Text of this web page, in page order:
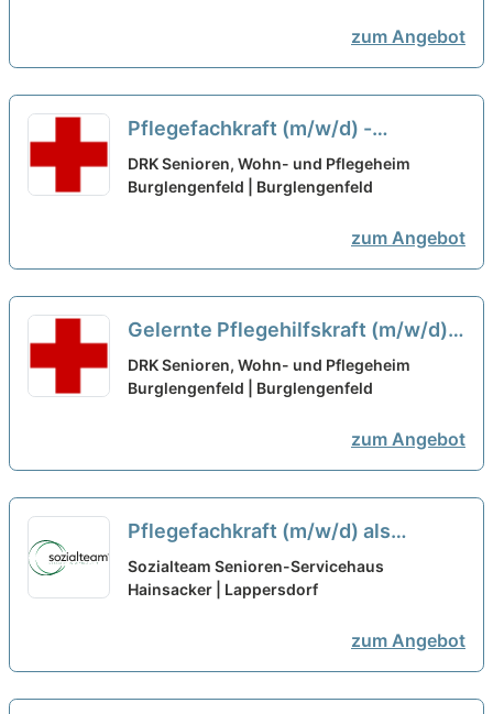
zum Angebot
Pflegefachkraft (m/w/d) -
Profitiere von einem neuen
modernen Haus! neu
DRK Senioren, Wohn- und Pflegeheim
Burglengenfeld | Burglengenfeld
zum Angebot
Gelernte Pflegehilfskraft (m/w/d) -
Profitiere von einem neuen
modernen Haus! neu
DRK Senioren, Wohn- und Pflegeheim
Burglengenfeld | Burglengenfeld
zum Angebot
Pflegefachkraft (m/w/d) als
Dauernachtwache – Zur
Verstärkung unseres Teams
Sozialteam Senioren-Servicehaus
Hainsacker | Lappersdorf
zum Angebot